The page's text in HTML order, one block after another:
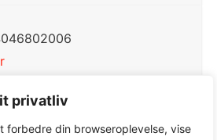
privatliv
forbedre din browseroplevelse, vise